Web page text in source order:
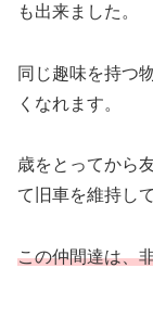
も出来ました。
同じ趣味を持つ
くなれます。
歳をとってから
て旧車を維持し
この仲間達は、